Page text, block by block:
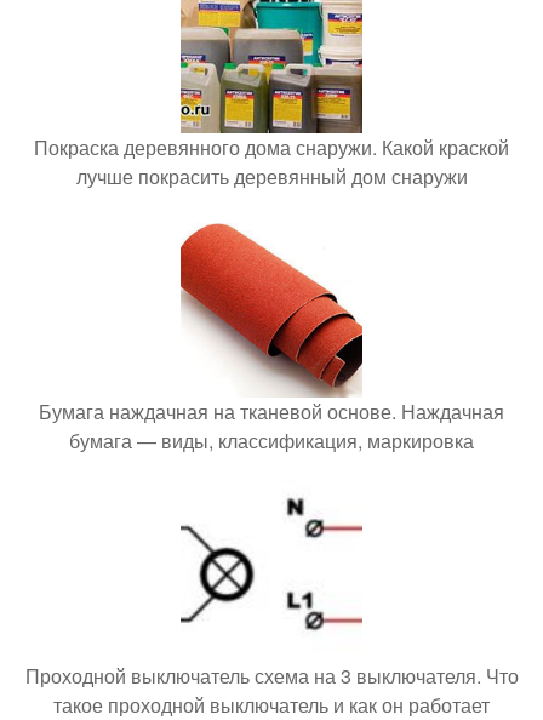
Покраска деревянного дома снаружи. Какой краской
лучше покрасить деревянный дом снаружи
Бумага наждачная на тканевой основе. Наждачная
бумага — виды, классификация, маркировка
Проходной выключатель схема на 3 выключателя. Что
такое проходной выключатель и как он работает